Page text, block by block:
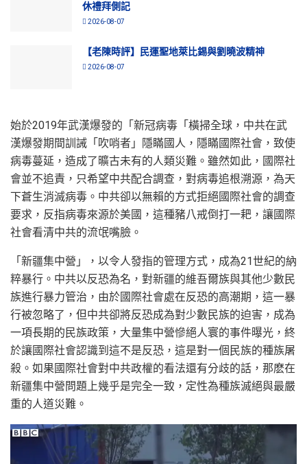
休禮拜側記
2026-08-07
【老陳時評】民運聖地萊比錫與劉曉波精神
2026-08-07
始於2019年武漢爆發的「新冠病毒「橫掃全球，中共在武
漢爆發期間訓誡「吹哨者」隱瞞國人，隱瞞國際社會，致使
病毒蔓延，造成了曠古未有的人類災難。雖然如此，國際社
會並不追責，只希望中共配合調查，對病毒追根溯源，為天
下蒼生消滅病毒。中共卻以無賴的方式拒絕國際社會的調查
要求，反指病毒來源於美國，這種豬八戒倒打一耙，讓國際
社會看清中共的流氓嘴臉。
「新疆集中營」，以令人發指的管理方式，成為21世紀的納
粹暴行。中共以反恐為名，對新疆的維吾爾族與其他少數民
族進行暴力管治，由於國際社會處在反恐的高潮期，這一暴
行被忽略了，但中共卻將反恐成為對少數民族的迫害，成為
一項長期的民族政策，大量集中營慘絕人寰的事件曝光，終
於讓國際社會認識到這不是反恐，這是對一個民族的種族屠
殺。如果國際社會對中共政權的看法還有分歧的話，那麽在
新疆集中營問題上幾乎是完全一致，定性為種族滅絕與最嚴
重的人道災難。